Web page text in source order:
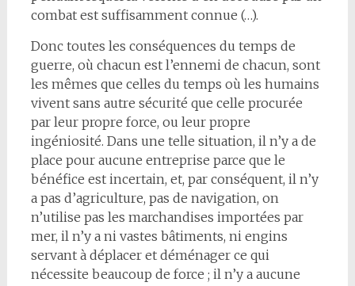
combat est suffisamment connue (…).
Donc toutes les conséquences du temps de
guerre, où chacun est l’ennemi de chacun, sont
les mêmes que celles du temps où les humains
vivent sans autre sécurité que celle procurée
par leur propre force, ou leur propre
ingéniosité. Dans une telle situation, il n’y a de
place pour aucune entreprise parce que le
bénéfice est incertain, et, par conséquent, il n’y
a pas d’agriculture, pas de navigation, on
n’utilise pas les marchandises importées par
mer, il n’y a ni vastes bâtiments, ni engins
servant à déplacer et déménager ce qui
nécessite beaucoup de force ; il n’y a aucune